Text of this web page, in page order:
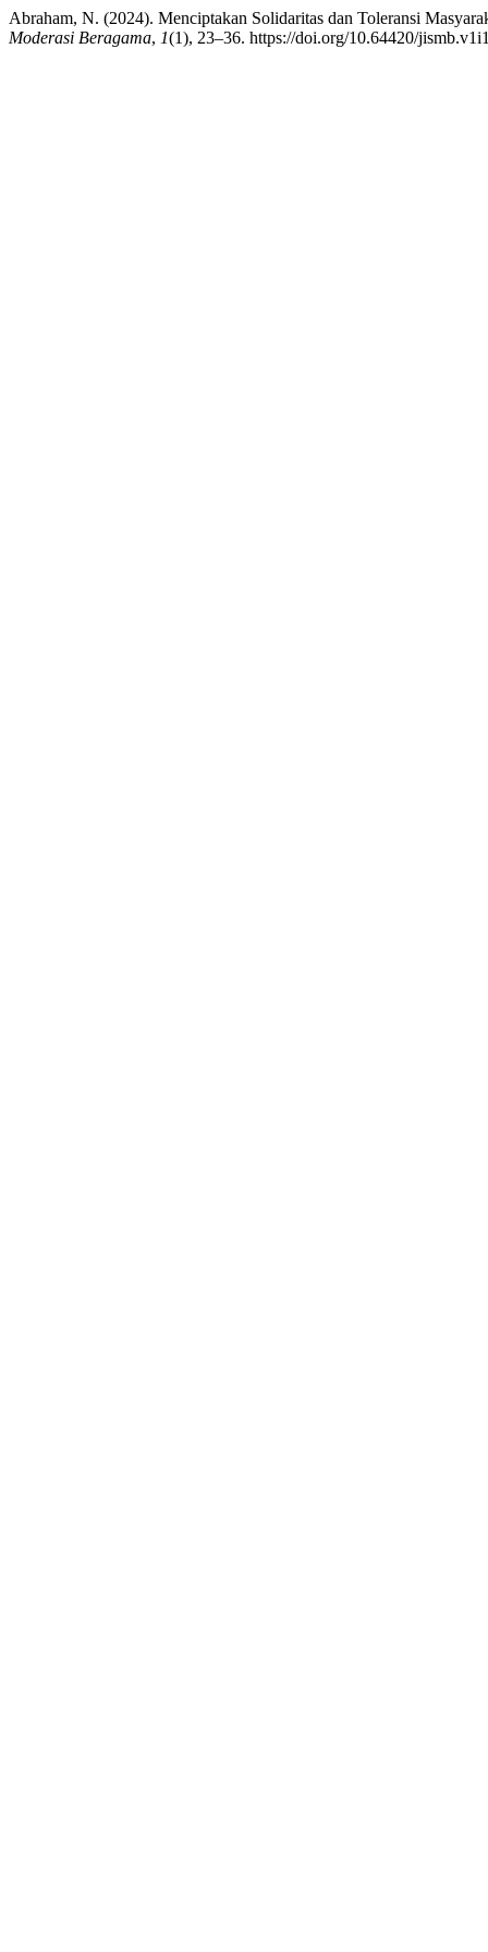
Abraham, N. (2024). Menciptakan Solidaritas dan Toleransi
Moderasi Beragama, 1(1), 23–36. https://doi.org/10.64420/